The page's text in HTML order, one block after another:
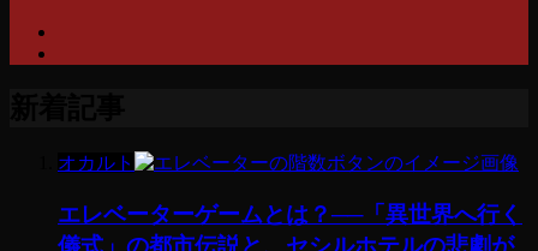
オカルト
エレベーターゲームとは？──「異世界へ行く
儀式」の都市伝説と、セシルホテルの悲劇が